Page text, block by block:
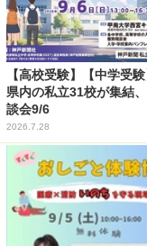
【高校受験】【中学受
県内の私立31校が集結
談会9/6
2026.7.28